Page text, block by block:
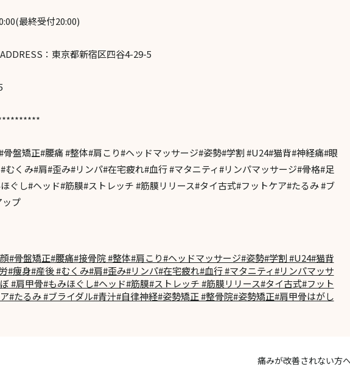
最終受付20:00)
：東京都新宿区四谷4-29-5
盤矯正#腰痛 #整体#肩こり#ヘッドマッサージ#姿勢#学割 #U24#猫背#神経痛#眼
むくみ#肩#歪み#リンパ#在宅疲れ#血行 #マタニティ#リンパマッサージ#骨格#足
ぐし#ヘッド#筋膜#ストレッチ #筋膜リリース#タイ古式#フットケア#たるみ #ブ
ップ
#骨盤矯正#腰痛#接骨院 #整体#肩こり#ヘッドマッサージ#姿勢#学割 #U24#猫背
#痩身#産後 #むくみ#肩#歪み#リンパ#在宅疲れ#血行 #マタニティ#リンパマッサ
#肩甲骨#もみほぐし#ヘッド#筋膜#ストレッチ #筋膜リリース#タイ古式#フット
#たるみ #ブライダル#青汁#自律神経#姿勢矯正 #整骨院#姿勢矯正#肩甲骨はがし
痛みが改善されない方へ